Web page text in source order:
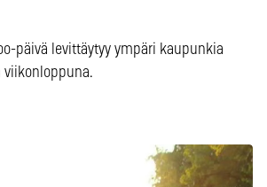
päivä levittäytyy ympäri kaupunkia
viikonloppuna.